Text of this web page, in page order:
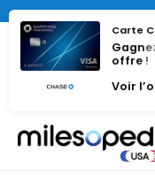
Passer
contenu
Carte
offre !
Voir